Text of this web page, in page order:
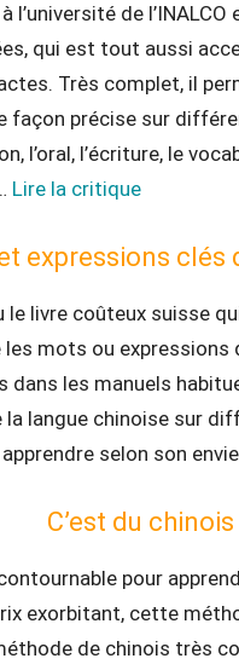
l’université de
qui est tout aussi
Très complet, il
façon précise sur
l’oral, l’écriture, le
Lire la critique
expressions clés
le livre coûteux suisse
les mots ou expressions
dans les manuels
la langue chinoise sur
apprendre selon son
C’est du chinois
pour
exorbitant, cette
de chinois très